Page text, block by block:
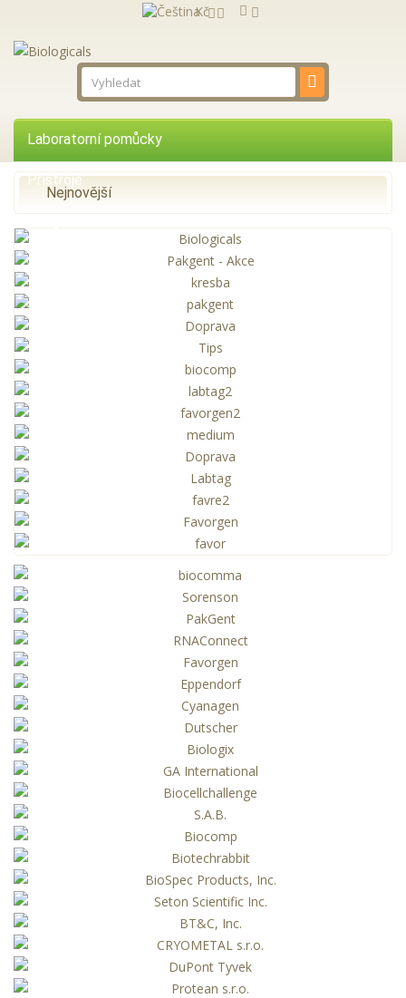
Laboratorní pomůcky
Přístroje
Služby
Zastupované firmy
AKCE
Kč
Nejnovější